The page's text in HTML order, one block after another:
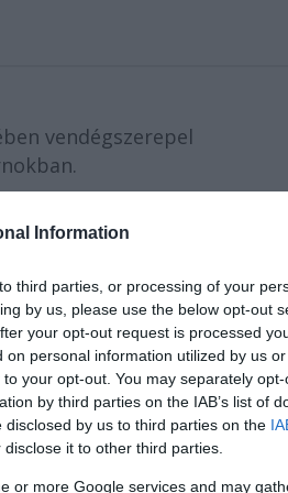
Information
third parties, or processing of your
by us, please use the below opt-out
your opt-out request is processed
personal information utilized by us
your opt-out. You may separately
by third parties on the IAB’s list of
by us to third parties on the
it to other third parties.
or more Google services and may
vendégszerepel
kerülő nagyszabású
2.), Szinetár Dóra,
és Molnár Piroska lesz
Silló István, rendező:
tud kedveskedni
és 2005. április